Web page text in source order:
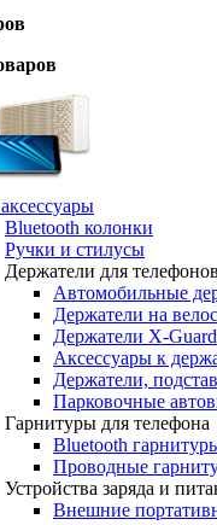
Bluetooth колонки
Ручки и стилусы
Держатели для
Автомобильные
Держатели на
Держатели X-Guard
Аксессуары к
Держатели,
Парковочные
Гарнитуры для телефона
Bluetooth
Проводные
Устройства заряда и
Внешние